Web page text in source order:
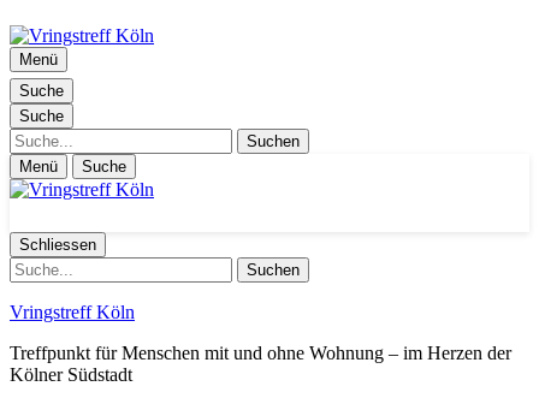
Menü
Suche
Suche
Suche
Menü Suche
Schliessen
Suche
Vringstreff Köln
Treffpunkt für Menschen mit und ohne Wohnung – im Herzen der
Kölner Südstadt